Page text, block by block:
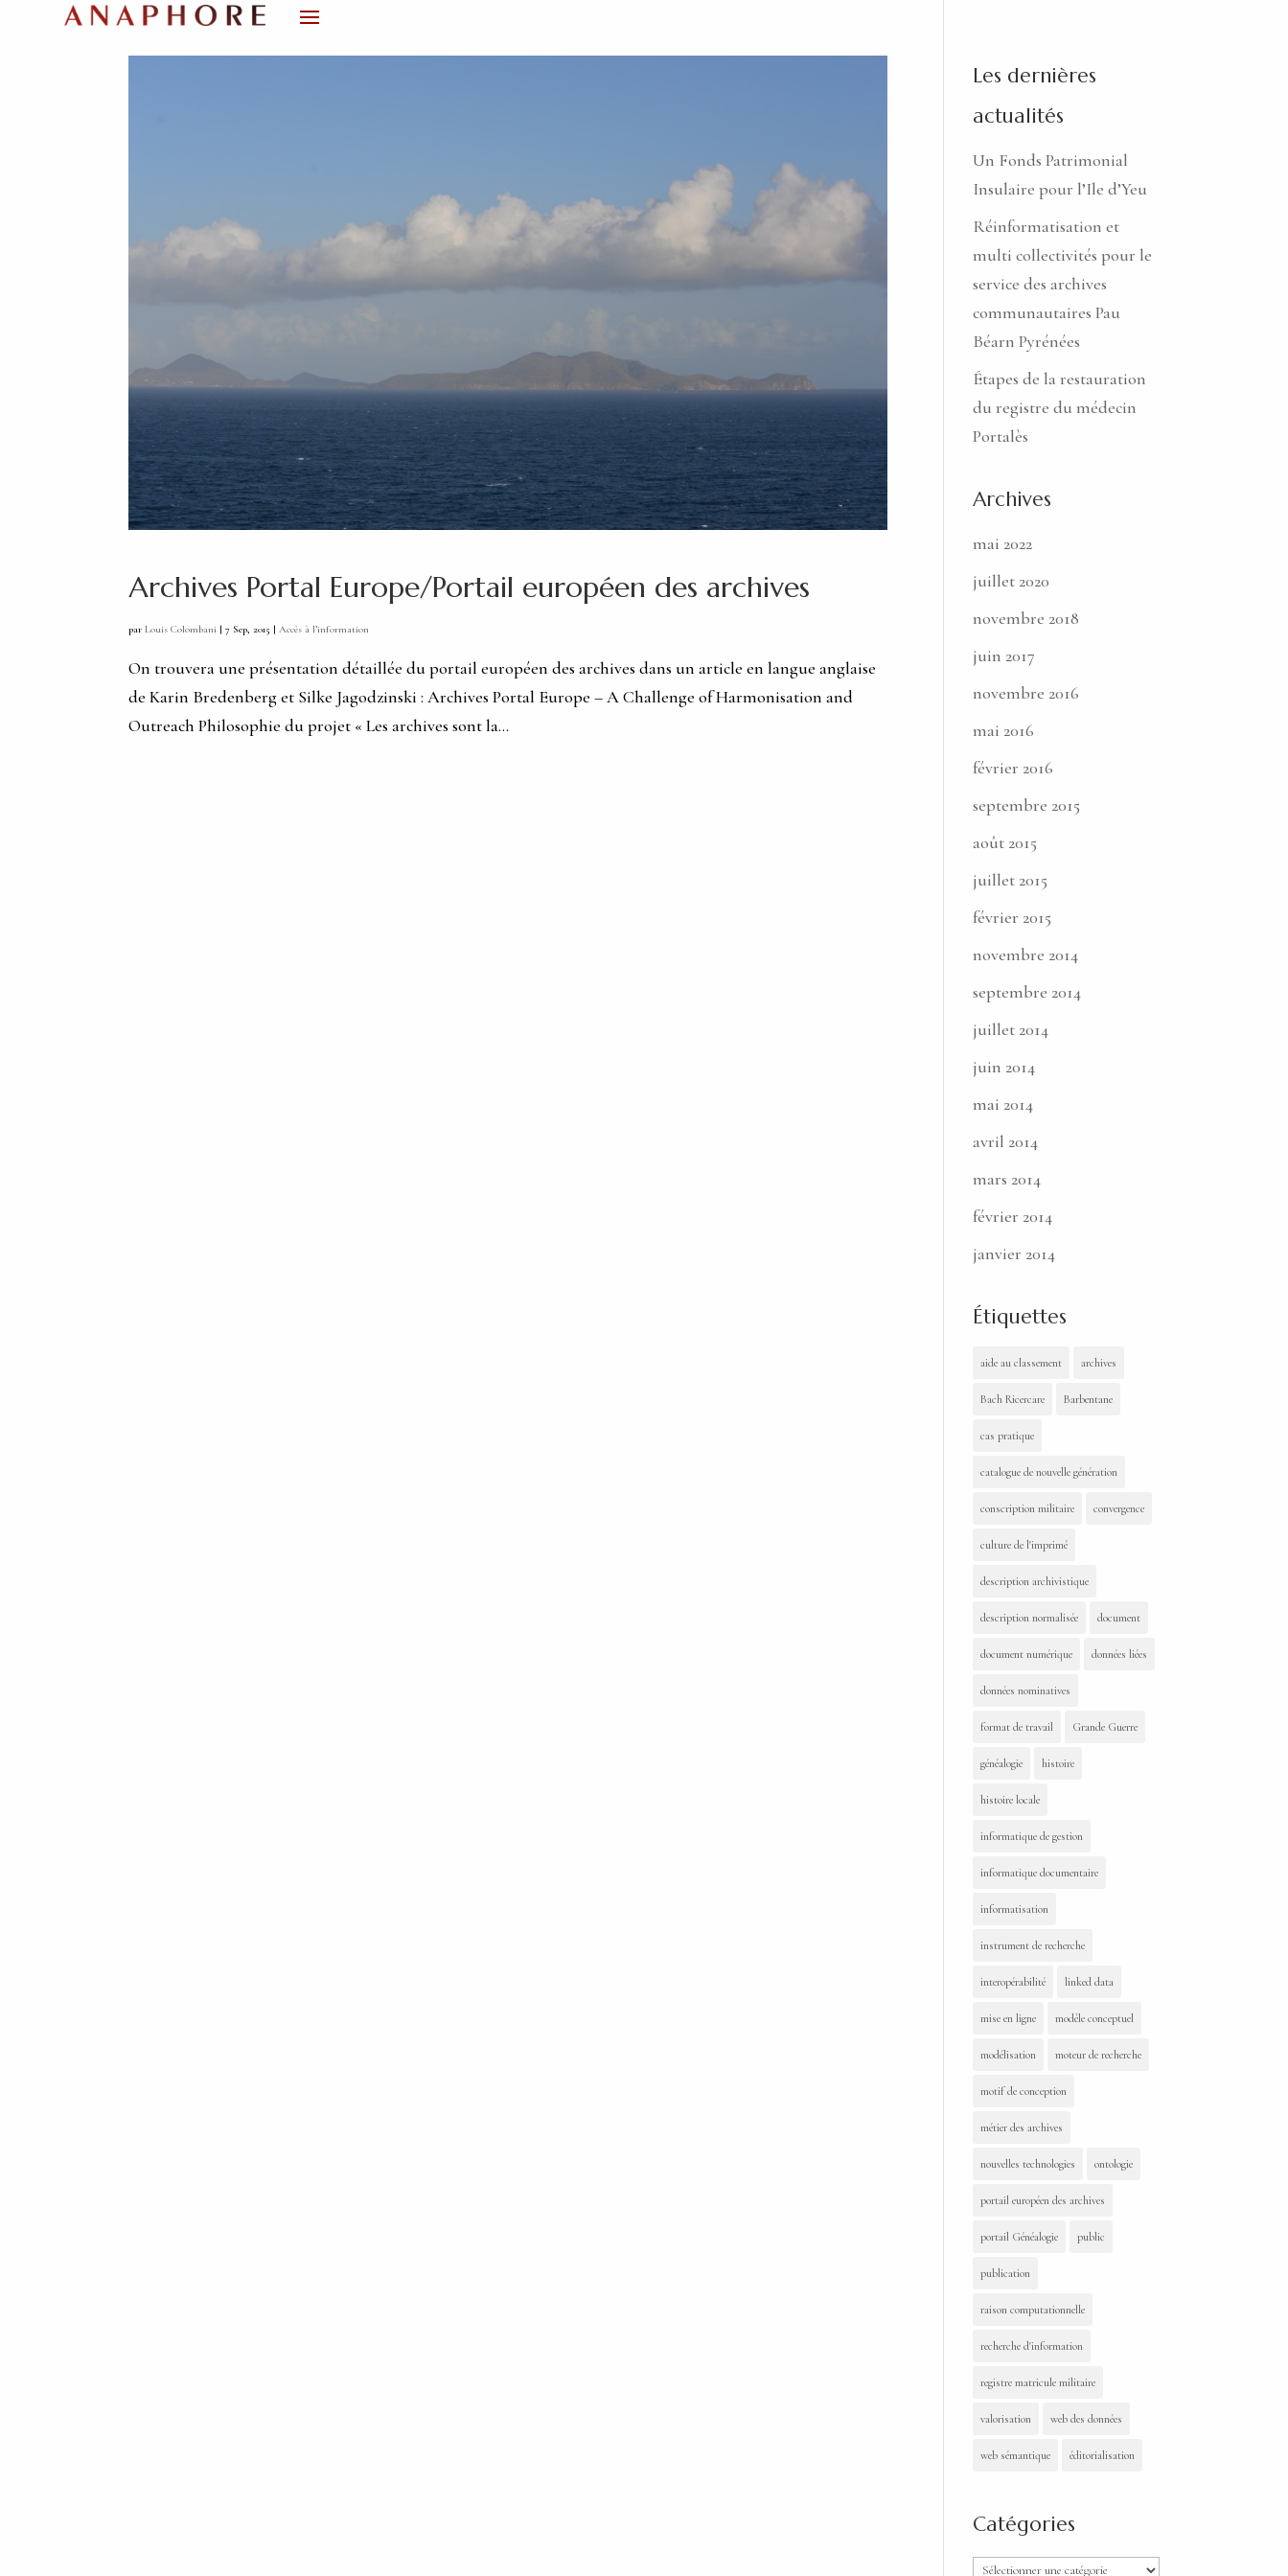
Archives Portal Europe/Portail européen des archives
parLouis Colombani |7 Sep, 2015 |Accès à l’information
On trouvera une présentation détaillée du portail européen des archives dans un article en langue anglaise
de Karin Bredenberg et Silke Jagodzinski : Archives Portal Europe – A Challenge of Harmonisation and
Outreach Philosophie du projet « Les archives sont la...
Les dernières
actualités
Un Fonds Patrimonial
Insulaire pour l’Ile d’Yeu
Réinformatisation et
multi collectivités pour le
service des archives
communautaires Pau
Béarn Pyrénées
Étapes de la restauration
du registre du médecin
Portalès
Archives
mai 2022
juillet 2020
novembre 2018
juin 2017
novembre 2016
mai 2016
février 2016
septembre 2015
août 2015
juillet 2015
février 2015
novembre 2014
septembre 2014
juillet 2014
juin 2014
mai 2014
avril 2014
mars 2014
février 2014
janvier 2014
Étiquettes
aide au classement archives
Bach Ricercare Barbentane
cas pratique
catalogue de nouvelle génération
conscription militaire convergence
culture de l'imprimé
description archivistique
description normalisée document
document numérique données liées
données nominatives
format de travail Grande Guerre
généalogie histoire
histoire locale
informatique de gestion
informatique documentaire
informatisation
instrument de recherche
interopérabilité linked data
mise en ligne modèle conceptuel
modélisation moteur de recherche
motif de conception
métier des archives
nouvelles technologies ontologie
portail européen des archives
portail Généalogie public
publication
raison computationnelle
recherche d'information
registre matricule militaire
valorisation web des données
web sémantique éditorialisation
Catégories
Catégories